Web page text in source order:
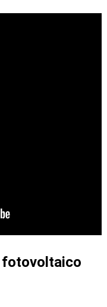
fotovoltaico